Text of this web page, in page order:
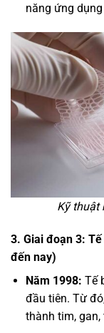
năng ứng
Kỹ thuật
3. Giai đoạn 3:
đến nay)
Năm 1998: Tế
đầu tiên. Từ
thành tim,